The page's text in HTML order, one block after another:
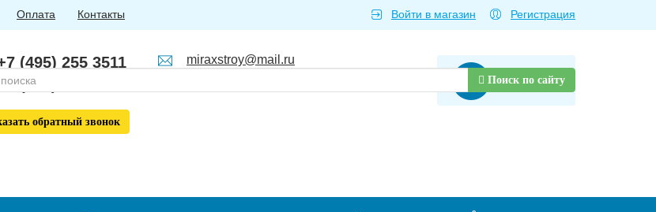
Оплата Контакты Войти в магазин Регистрация
Товаров нет
(495) 255 3511
(985) 762 4123
обратный звонок
miraxstroy@mail.ru
Поиск по сайту